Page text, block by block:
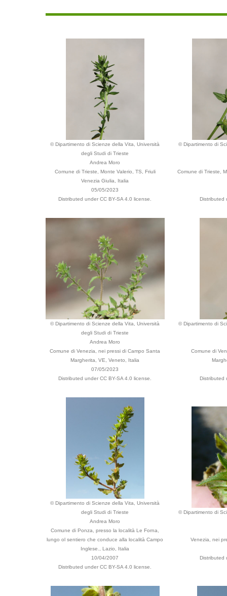
© Dipartimento di Scienze della Vita, Università
degli Studi di Trieste
Andrea Moro
Comune di Trieste, Monte Valerio, TS, Friuli
Venezia Giulia, Italia
05/05/2023
Distributed under CC BY-SA 4.0 license.
© Dipartimento di
Comune di Trieste,
Distributed
© Dipartimento di Scienze della Vita, Università
degli Studi di Trieste
Andrea Moro
Comune di Venezia, nei pressi di Campo Santa
Margherita, VE, Veneto, Italia
07/05/2023
Distributed under CC BY-SA 4.0 license.
© Dipartimento di
Comune di
Distributed
© Dipartimento di Scienze della Vita, Università
degli Studi di Trieste
Andrea Moro
Comune di Ponza, presso la località Le Forna,
lungo ol sentiero che conduce alla località Campo
Inglese., Lazio, Italia
10/04/2007
Distributed under CC BY-SA 4.0 license.
© Dipartimento di
Venezia, nei
Distributed